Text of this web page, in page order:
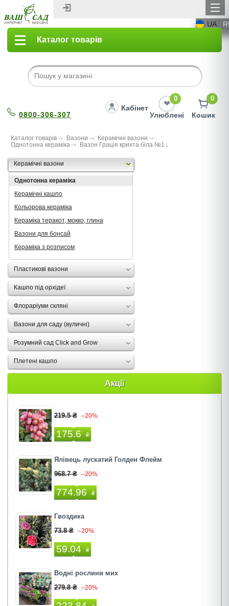
UA
Каталог товарів
0800-306-307
Кабінет
0
Улюблені
0
Кошик
Каталог товарів Вазони
Керамічні вазони
Однотонна кераміка
Вазон Грація крихта бiла №1
Керамічні вазони
Однотонна кераміка
Керамічні кашпо
Кольорова кераміка
Кераміка теракот, мокко, глина
Вазони для бонсай
Кераміка з розписом
Пластикові вазони
Кашпо під орхідеї
Флораріуми скляні
Вазони для саду (вуличні)
Розумний сад Click and Grow
Плетені кашпо
Акції
219.5 ₴ –20%
175.6 ₴
Ялівець лускатий Голден Флейм
968.7 ₴ –20%
774.96 ₴
Гвоздика
73.8 ₴ –20%
59.04 ₴
Водні рослини мих
279.8 ₴ –20%